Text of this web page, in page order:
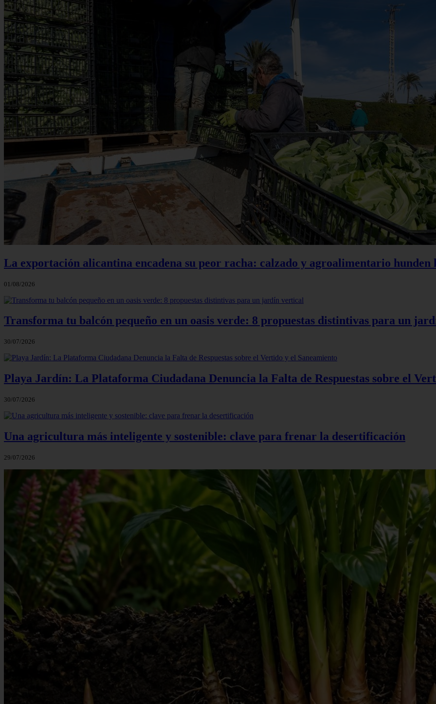
La exportación alicantina encadena su peor racha: calzado y agroalimentario hunden
01/08/2026
Transforma tu balcón pequeño en un oasis verde: 8 propuestas distintivas para un
30/07/2026
Playa Jardín: La Plataforma Ciudadana Denuncia la Falta de Respuestas sobre el
30/07/2026
Una agricultura más inteligente y sostenible: clave para frenar la desertificación
29/07/2026